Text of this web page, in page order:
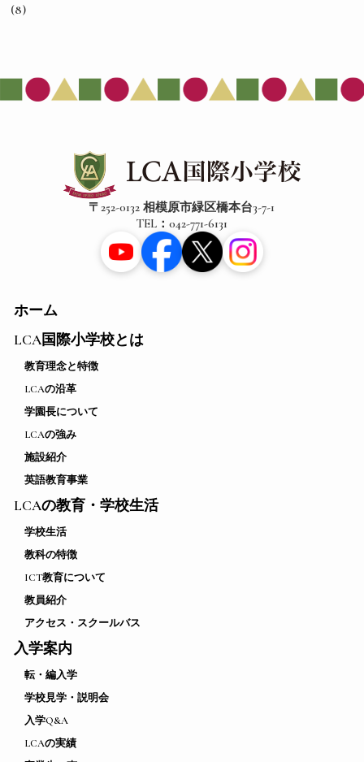
(8)
〒252-0132 相模原市緑区橋本台3-7-1
TEL：042-771-6131
ホーム
LCA国際小学校とは
教育理念と特徴
LCAの沿革
学園長について
LCAの強み
施設紹介
英語教育事業
LCAの教育・学校生活
学校生活
教科の特徴
ICT教育について
教員紹介
アクセス・スクールバス
入学案内
転・編入学
学校見学・説明会
入学Q&A
LCAの実績